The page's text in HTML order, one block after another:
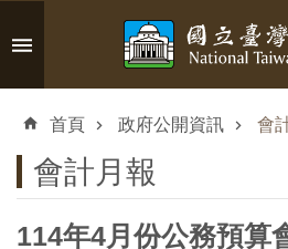
跳到主要內容區塊
搜
首頁 政府公開資訊 會
會計月報
114年4月份公務預算